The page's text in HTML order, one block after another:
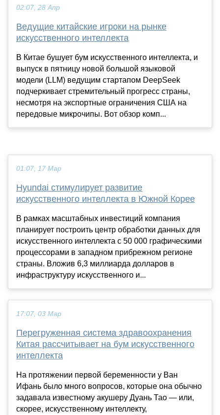
02:07, 28 Апр
Ведущие китайские игроки на рынке
искусственного интеллекта
В Китае бушует бум искусственного интеллекта, и
выпуск в пятницу новой большой языковой
модели (LLM) ведущим стартапом DeepSeek
подчеркивает стремительный прогресс страны,
несмотря на экспортные ограничения США на
передовые микрочипы. Вот обзор комп...
01:07, 17 Мар
Hyundai стимулирует развитие
искусственного интеллекта в Южной Корее
В рамках масштабных инвестиций компания
планирует построить центр обработки данных для
искусственного интеллекта с 50 000 графическими
процессорами в западном прибрежном регионе
страны. Вложив 6,3 миллиарда долларов в
инфраструктуру искусственного и...
17:07, 03 Мар
Перегруженная система здравоохранения
Китая рассчитывает на бум искусственного
интеллекта
На протяжении первой беременности у Ван
Ифань было много вопросов, которые она обычно
задавала известному акушеру Дуань Тао — или,
скорее, искусственному интеллекту,